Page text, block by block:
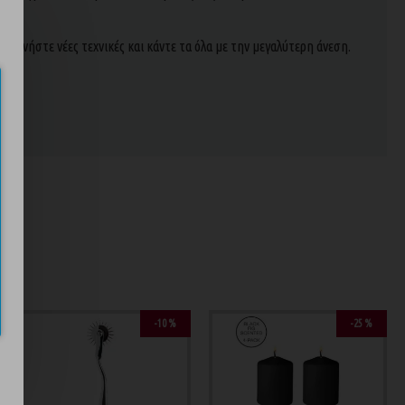
νέες τεχνικές και κάντε τα όλα με την μεγαλύτερη άνεση.
-10 % -25 %